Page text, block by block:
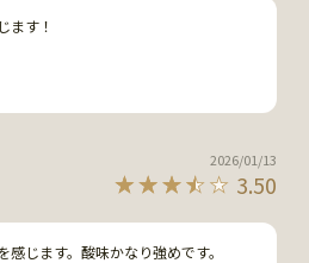
ます！
3.50
2026/01/13
じます。酸味かなり強めです。